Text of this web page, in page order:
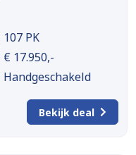
107 PK
€ 17.950,-
Handgeschakeld
Bekijk deal